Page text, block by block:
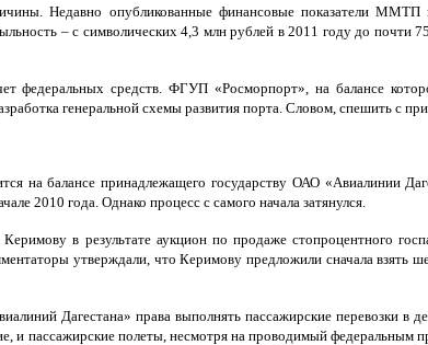
Недавно опубликованные финансовые показатели
– с символических 4,3 млн рублей в 2011 году до
федеральных средств. ФГУП «Росморпорт», на балансе
генеральной схемы развития порта. Словом, спешить с
на балансе принадлежащего государству ОАО «Авиалинии
2010 года. Однако процесс с самого начала затянулся.
в результате аукцион по продаже стопроцентного
утверждали, что Керимову предложили сначала
Дагестана» права выполнять пассажирские перевозки в
и пассажирские полеты, несмотря на проводимый федеральным